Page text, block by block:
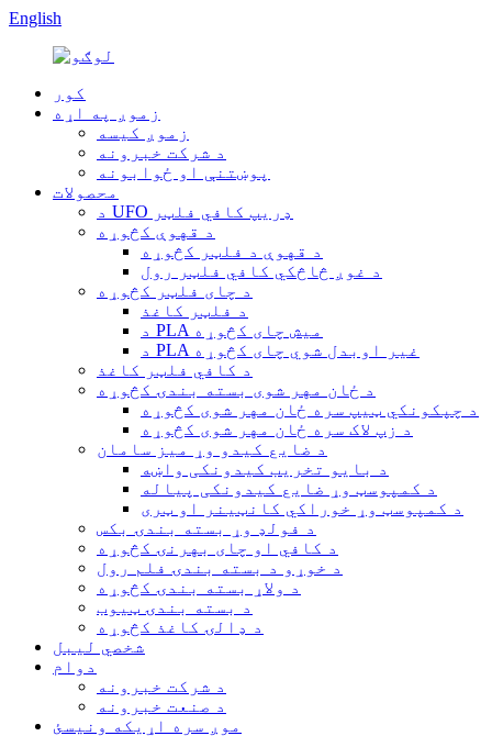
English
کور
زموږ په اړه
زموږ کیسه
د شرکت خبرونه
پوښتنې او ځوابونه
محصولات
د UFO ډریپ کافي فلټر
د قهوې کڅوړه
د قهوې د فلټر کڅوړه
د غوږ څاڅکي کافي فلټر رول
د چای فلټر کڅوړه
د فلټر کاغذ
د PLA میش چای کڅوړه
د PLA غیر اوبدل شوي چای کڅوړه
د کافي فلټر کاغذ
د ځان مهر شوی بسته بندۍ کڅوړه
د چپکونکي ټیپ سره ځان مهر شوی کڅوړه
د زپ لاک سره ځان مهر شوی کڅوړه
د ضایع کیدو وړ میز سامان
د بایو تخریب کیدونکی واښه
د کمپوسټ وړ ضایع کیدونکی پیاله
د کمپوسټ وړ خوراکي کانټینر او ټری
د فولډ وړ بسته بندۍ بکس
د کافي او چای بهرنۍ کڅوړه
د خوړو د بسته بندۍ فلم رول
د ولاړ بسته بندۍ کڅوړه
د بسته بندۍ ټیوب
د ډالۍ کاغذ کڅوړه
شخصي لیبل
دوام
د شرکت خبرونه
د صنعت خبرونه
موږ سره اړیکه ونیسئ